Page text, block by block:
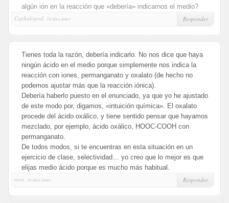
algún ión en la reacción que «debería» indicarnos el medio?
Cephalopod,
14 Años Antes Responder
Tienes toda la razón, debería indicarlo. No nos dice que haya
ningún ácido en el medio porque simplemente nos indica la
reacción con iones, permanganato y oxalato (de hecho no
podemos ajustar más que la reacción iónica).
Debería haberlo puesto en el enunciado, ya que yo he ajustado
de este modo por, digamos, «intuición química». El oxalato
procede del ácido oxálico, y tiene sentido pensar que hayamos
mezclado, por ejemplo, ácido oxálico, HOOC-COOH con
permanganato.
De todos modos, si te encuentras en esta situación en un
ejercicio de clase, selectividad… yo creo que lo mejor es que
elijas medio ácido porque es mucho más habitual.
root,
14 Años Antes Responder